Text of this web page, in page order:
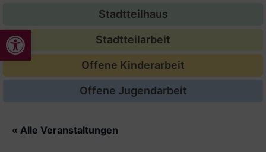
Werkzeugleiste öffnen
Stadtteilhaus
Stadtteilarbeit
Offene Kinderarbeit
Offene Jugendarbeit
« Alle Veranstaltungen